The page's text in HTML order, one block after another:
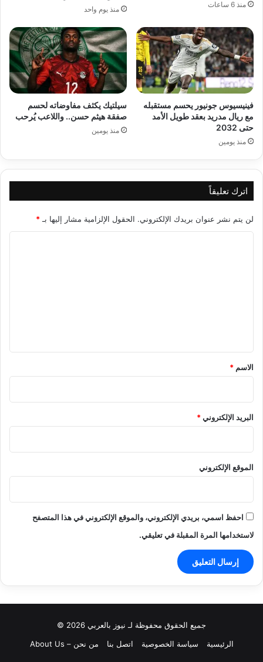
منذ 6 ساعات
منذ يوم واحد
فينيسيوس جونيور يحسم مستقبله
مع ريال مدريد بعقد طويل الأمد
حتى 2032
منذ يومين
سيلتيك يكثف مفاوضاته لحسم
صفقة هيثم حسن.. واللاعب يُرحب
منذ يومين
اترك تعليقاً
لن يتم نشر عنوان بريدك الإلكتروني. الحقول الإلزامية مشار إليها بـ *
*
الاسم *
البريد الإلكتروني*
الموقع الإلكتروني
احفظ اسمي، بريدي الإلكتروني، والموقع الإلكتروني في هذا المتصفح
لاستخدامها المرة المقبلة في تعليقي.
جميع الحقوق محفوظة لـ نيوز بالعربي 2026 ©
الرئيسية
سياسة الخصوصية اتصل بنا من نحن – About Us